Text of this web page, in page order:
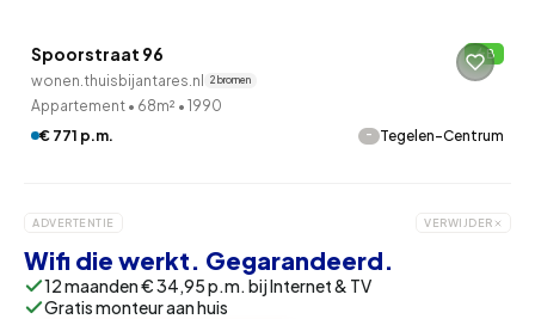
Spoorstraat 96 B
wonen.thuisbijantares.nl 2 bronnen
Appartement • 68m² • 1990
€ 771 p.m.
- Tegelen-Centrum
ADVERTENTIE VERWIJDER
Wifi die werkt. Gegarandeerd.
12 maanden € 34,95 p.m. bij Internet & TV
Gratis monteur aan huis